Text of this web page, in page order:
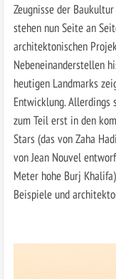
Zeugnisse der
stehen nun Seite an
architektonischen
Nebeneinanderstellen
heutigen Landmarks
Entwicklung. Allerdings
zum Teil erst in den
Stars (das von Zaha
von Jean Nouvel
Meter hohe Burj
Beispiele und